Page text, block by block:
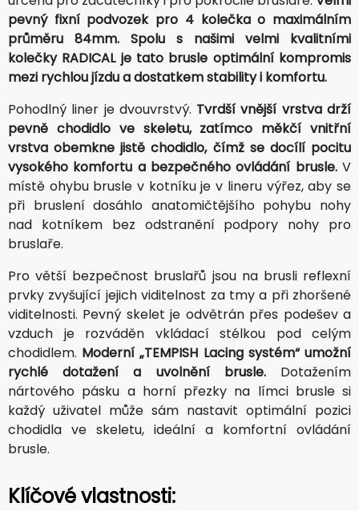
pevný fixní podvozek pro 4 kolečka o maximálním
průměru 84mm. Spolu s našimi velmi kvalitními
kolečky RADICAL je tato brusle optimální kompromis
mezi rychlou jízdu a dostatkem stability i komfortu.
Pohodlný liner je dvouvrstvý. Tvrdší vnější vrstva drží
pevně chodidlo ve skeletu, zatímco měkčí vnitřní
vrstva obemkne jistě chodidlo, čímž se docílí pocitu
vysokého komfortu a bezpečného ovládání brusle.V
místě ohybu brusle v kotníku je v lineru výřez, aby se
při bruslení dosáhlo anatomičtějšího pohybu nohy
nad kotníkem bez odstranění podpory nohy pro
bruslaře.
Pro větší bezpečnost bruslařů jsou na brusli reflexní
prvky zvyšující jejich viditelnost za tmy a při zhoršené
viditelnosti. Pevný skelet je odvětrán přes podešev a
vzduch je rozváděn vkládací stélkou pod celým
chodidlem. Moderní „TEMPISH Lacing systém“ umožní
rychlé dotažení a uvolnění brusle.Dotažením
nártového pásku a horní přezky na límci brusle si
každý uživatel může sám nastavit optimální pozici
chodidla ve skeletu, ideální a komfortní ovládání
brusle.
Klíčové vlastnosti: